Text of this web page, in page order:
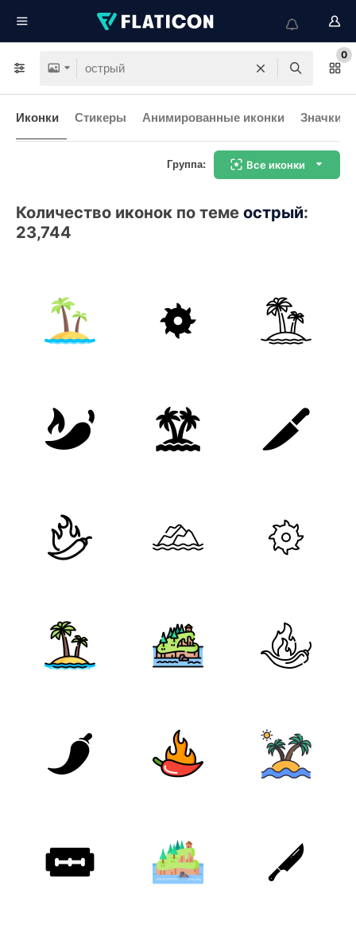
0
Иконки Стикеры Анимированные иконки Значки
Группа: Все иконки
Количество иконок по теме острый:
23,744